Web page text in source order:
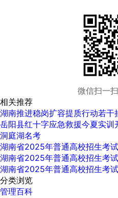
微信扫一
相关推荐
湖南推进稳岗扩容提质行动若干
岳阳县红十字应急救援今夏实训
洞庭湖名考
湖南省2025年普通高校招生考
湖南省2025年普通高校招生考
湖南省2025年普通高校招生考
分类浏览
管理百科